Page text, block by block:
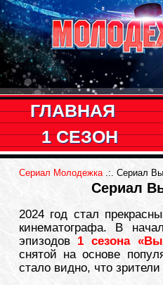
ГЛАВНАЯ
1 СЕЗОН
Сериал Молодежка.:. Сериал
Сериал
2024 год стал
кинематографа. В
эпизодов 1 сезона
снятой на основе
стало видно, что